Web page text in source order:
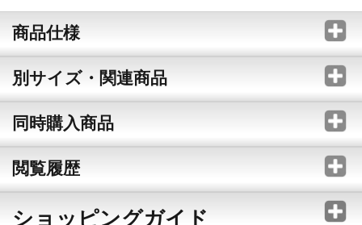
商品仕様
別サイズ・関連商品
同時購入商品
閲覧履歴
ショッピングガイド